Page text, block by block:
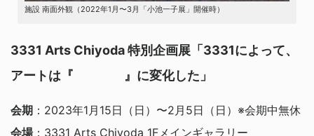
施設 南面外観（2022年1月〜3月「小池一子展」開催時）
3331 Arts Chiyoda 特別企画展「3331によって、
アートは『 』に変化した」
会期 ：2023年1月15日（日）〜2月5日（日）※会期中無休
会場：3331 Arts Chiyoda 1Fメインギャラリー